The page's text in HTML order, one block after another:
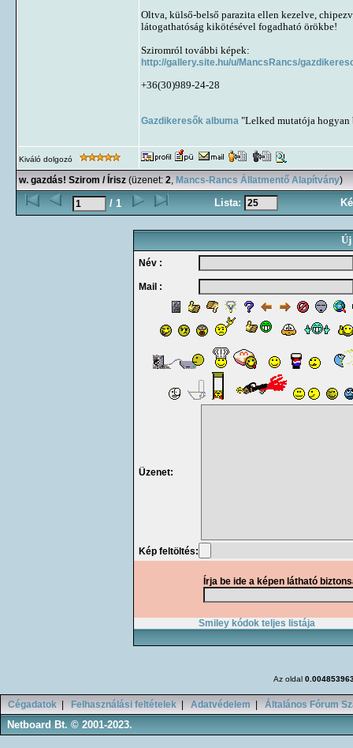
Oltva, külső-belső parazita ellen kezelve,
látogathatóság kikötésével fogadható örökbe!
Sziromról további képek:
http://gallery.site.hu/u/MancsRancs/
+36(30)989-24-28
Gazdikeresők albuma "Lelked mutatója
Kiváló dolgozó
w. gazdás! Szirom / Írisz (üzenet: 2, Mancs-Rancs Állatmentő Alapítvány)
/ 1 Lista:
Új
Név :
Mail :
Üzenet:
Kép feltöltés:
Írja be ide a képen látható
Smiley kódok teljes listája
Az oldal
Cégadatok Felhasználási feltételek Adatvédelem Általános Fórum
Netboard Bt. © 2001-2023.